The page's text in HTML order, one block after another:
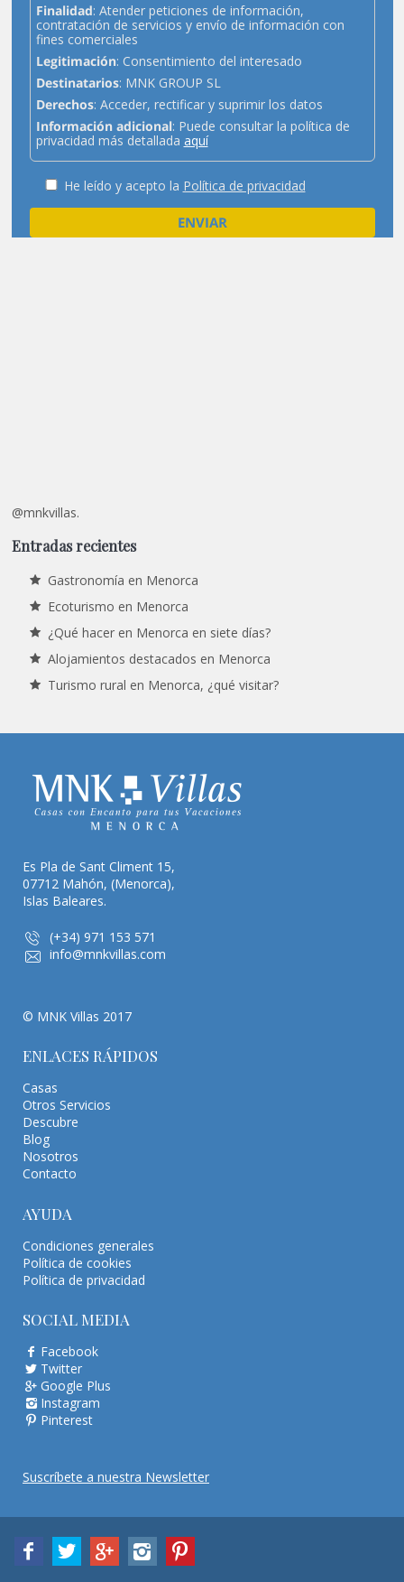
Finalidad: Atender peticiones de información,
contratación de servicios y envío de información con
fines comerciales
Legitimación: Consentimiento del interesado
Destinatarios: MNK GROUP SL
Derechos: Acceder, rectificar y suprimir los datos
Información adicional: Puede consultar la política de
privacidad más detallada aquí
He leído y acepto la Política de privacidad
@mnkvillas.
Entradas recientes
Gastronomía en Menorca
Ecoturismo en Menorca
¿Qué hacer en Menorca en siete días?
Alojamientos destacados en Menorca
Turismo rural en Menorca, ¿qué visitar?
Es Pla de Sant Climent 15,
07712 Mahón, (Menorca),
Islas Baleares.
(+34) 971 153 571
info@mnkvillas.com
© MNK Villas 2017
ENLACES RÁPIDOS
Casas
Otros Servicios
Descubre
Blog
Nosotros
Contacto
AYUDA
Condiciones generales
Política de cookies
Política de privacidad
SOCIAL MEDIA
Facebook
Twitter
Google Plus
Instagram
Pinterest
Suscríbete a nuestra Newsletter